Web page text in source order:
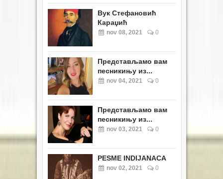
Вук Стефановић
Караџић
nov 08, 2021 0
Представљамо вам
песникињу из...
nov 04, 2021 0
Представљамо вам
песникињу из...
nov 03, 2021 0
PESME INDIJANACA
nov 02, 2021 0